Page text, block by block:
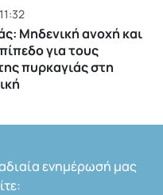
Μηδενική ανοχή και
για τους
πυρκαγιάς στη
ενημέρωσή μας